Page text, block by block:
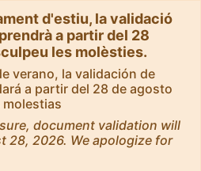
d'estiu, la validació
a partir del 28
les molèsties.
verano, la validación de
a partir del 28 de agosto
document validation will
28, 2026. We apologize for